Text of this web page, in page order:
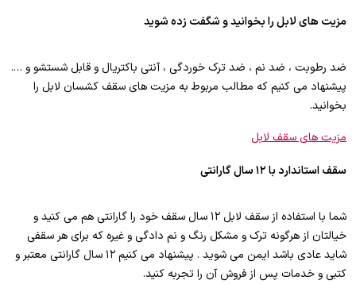
مزیت های لابل را بخوانید و شگفت زده شوید
ضد رطوبت ، ضد نم ، ضد ترک خوردگی ، آنتی باکتریال و قابل شستشو و ….
پیشنهاد می کنیم که مطالب مربوط به مزیت های سقف کشسان لابل را
بخوانید.
مزیت های سقف لابل
سقف استاندارد با ۱۲ سال گارانتی
شما با استفاده از سقف لابل ۱۲ سال سقف خود را گارانتی هم می کنید و
خیالتان از هرگونه ترک و مشکل رنگ و نم دادگی و غیره که برای هر سقفی
شاید عادی باشد ایمن می شوید . پیشنهاد می کنیم ۱۲ سال گارانتی معتبر و
کتبی و خدمات پس از فروش آن را تجربه کنید.